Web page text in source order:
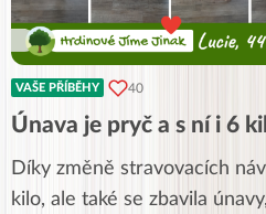
VAŠE PŘÍBĚHY 40
Únava je pryč a s ní i 6
Díky změně stravovacích
kilo, ale také se zbavila